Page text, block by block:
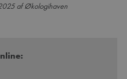
af Økologihaven